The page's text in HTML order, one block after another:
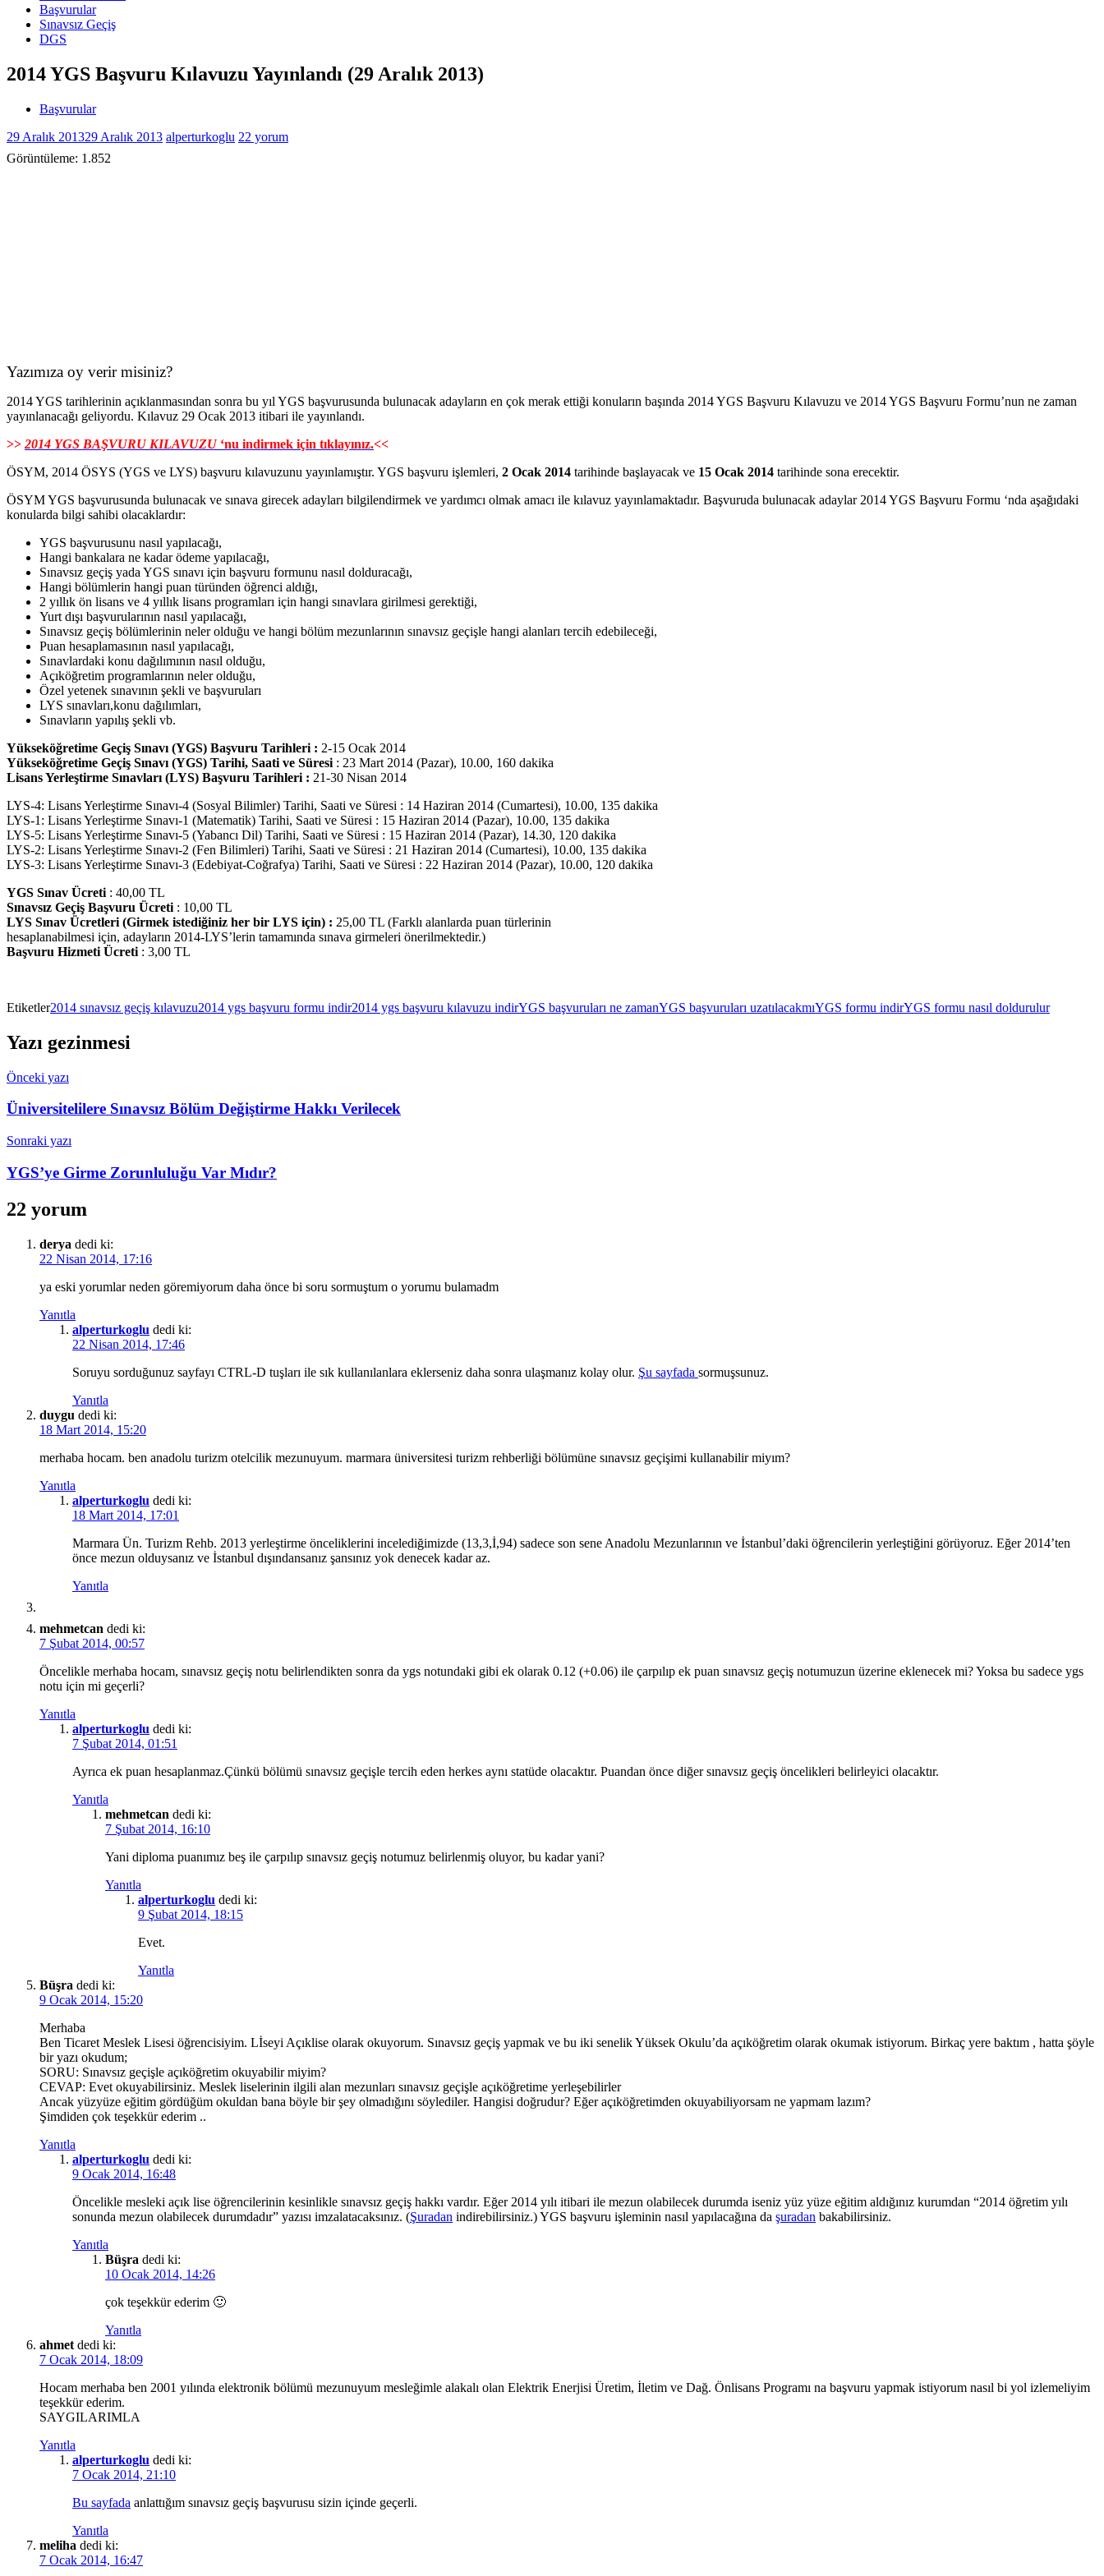
Başvurular
Sınavsız Geçiş
DGS
2014 YGS Başvuru Kılavuzu Yayınlandı (29 Aralık 2013)
Başvurular
29 Aralık 201329 Aralık 2013 alperturkoglu 22 yorum
Görüntüleme: 1.852
Yazımıza oy verir misiniz?
2014 YGS tarihlerinin açıklanmasından sonra bu yıl YGS başvurusunda bulunacak adayların en çok merak ettiği konuların başında 2014 YGS Başvuru Kılavuzu ve 2014 YGS Başvuru Formu’nun ne zaman
yayınlanacağı geliyordu. Kılavuz 29 Ocak 2013 itibari ile yayınlandı.
>> 2014 YGS BAŞVURU KILAVUZU ‘nu indirmek için tıklayınız.<<
ÖSYM, 2014 ÖSYS (YGS ve LYS) başvuru kılavuzunu yayınlamıştır. YGS başvuru işlemleri, 2 Ocak 2014 tarihinde başlayacak ve 15 Ocak 2014 tarihinde sona erecektir.
ÖSYM YGS başvurusunda bulunacak ve sınava girecek adayları bilgilendirmek ve yardımcı olmak amacı ile kılavuz yayınlamaktadır. Başvuruda bulunacak adaylar 2014 YGS Başvuru Formu ‘nda aşağıdaki
konularda bilgi sahibi olacaklardır:
YGS başvurusunu nasıl yapılacağı,
Hangi bankalara ne kadar ödeme yapılacağı,
Sınavsız geçiş yada YGS sınavı için başvuru formunu nasıl dolduracağı,
Hangi bölümlerin hangi puan türünden öğrenci aldığı,
2 yıllık ön lisans ve 4 yıllık lisans programları için hangi sınavlara girilmesi gerektiği,
Yurt dışı başvurularının nasıl yapılacağı,
Sınavsız geçiş bölümlerinin neler olduğu ve hangi bölüm mezunlarının sınavsız geçişle hangi alanları tercih edebileceği,
Puan hesaplamasının nasıl yapılacağı,
Sınavlardaki konu dağılımının nasıl olduğu,
Açıköğretim programlarının neler olduğu,
Özel yetenek sınavının şekli ve başvuruları
LYS sınavları,konu dağılımları,
Sınavların yapılış şekli vb.
Yükseköğretime Geçiş Sınavı (YGS) Başvuru Tarihleri : 2-15 Ocak 2014
Yükseköğretime Geçiş Sınavı (YGS) Tarihi, Saati ve Süresi : 23 Mart 2014 (Pazar), 10.00, 160 dakika
Lisans Yerleştirme Sınavları (LYS) Başvuru Tarihleri : 21-30 Nisan 2014
LYS-4: Lisans Yerleştirme Sınavı-4 (Sosyal Bilimler) Tarihi, Saati ve Süresi : 14 Haziran 2014 (Cumartesi), 10.00, 135 dakika
LYS-1: Lisans Yerleştirme Sınavı-1 (Matematik) Tarihi, Saati ve Süresi : 15 Haziran 2014 (Pazar), 10.00, 135 dakika
LYS-5: Lisans Yerleştirme Sınavı-5 (Yabancı Dil) Tarihi, Saati ve Süresi : 15 Haziran 2014 (Pazar), 14.30, 120 dakika
LYS-2: Lisans Yerleştirme Sınavı-2 (Fen Bilimleri) Tarihi, Saati ve Süresi : 21 Haziran 2014 (Cumartesi), 10.00, 135 dakika
LYS-3: Lisans Yerleştirme Sınavı-3 (Edebiyat-Coğrafya) Tarihi, Saati ve Süresi : 22 Haziran 2014 (Pazar), 10.00, 120 dakika
YGS Sınav Ücreti : 40,00 TL
Sınavsız Geçiş Başvuru Ücreti : 10,00 TL
LYS Sınav Ücretleri (Girmek istediğiniz her bir LYS için) : 25,00 TL (Farklı alanlarda puan türlerinin
hesaplanabilmesi için, adayların 2014-LYS’lerin tamamında sınava girmeleri önerilmektedir.)
Başvuru Hizmeti Ücreti : 3,00 TL
Etiketler2014 sınavsız geçiş kılavuzu2014 ygs başvuru formu indir2014 ygs başvuru kılavuzu indirYGS başvuruları ne zamanYGS başvuruları uzatılacakmıYGS formu indirYGS formu nasıl doldurulur
Yazı gezinmesi
Önceki yazı
Üniversitelilere Sınavsız Bölüm Değiştirme Hakkı Verilecek
Sonraki yazı
YGS’ye Girme Zorunluluğu Var Mıdır?
22 yorum
derya dedi ki:
22 Nisan 2014, 17:16
ya eski yorumlar neden göremiyorum daha önce bi soru sormuştum o yorumu bulamadm
Yanıtla
alperturkoglu dedi ki:
22 Nisan 2014, 17:46
Soruyu sorduğunuz sayfayı CTRL-D tuşları ile sık kullanılanlara eklerseniz daha sonra ulaşmanız kolay olur. Şu sayfada sormuşsunuz.
Yanıtla
duygu dedi ki:
18 Mart 2014, 15:20
merhaba hocam. ben anadolu turizm otelcilik mezunuyum. marmara üniversitesi turizm rehberliği bölümüne sınavsız geçişimi kullanabilir miyım?
Yanıtla
alperturkoglu dedi ki:
18 Mart 2014, 17:01
Marmara Ün. Turizm Rehb. 2013 yerleştirme önceliklerini incelediğimizde (13,3,İ,94) sadece son sene Anadolu Mezunlarının ve İstanbul’daki öğrencilerin yerleştiğini görüyoruz. Eğer 2014’ten
önce mezun olduysanız ve İstanbul dışındansanız şansınız yok denecek kadar az.
Yanıtla
mehmetcan dedi ki:
7 Şubat 2014, 00:57
Öncelikle merhaba hocam, sınavsız geçiş notu belirlendikten sonra da ygs notundaki gibi ek olarak 0.12 (+0.06) ile çarpılıp ek puan sınavsız geçiş notumuzun üzerine eklenecek mi? Yoksa bu sadece ygs
notu için mi geçerli?
Yanıtla
alperturkoglu dedi ki:
7 Şubat 2014, 01:51
Ayrıca ek puan hesaplanmaz.Çünkü bölümü sınavsız geçişle tercih eden herkes aynı statüde olacaktır. Puandan önce diğer sınavsız geçiş öncelikleri belirleyici olacaktır.
Yanıtla
mehmetcan dedi ki:
7 Şubat 2014, 16:10
Yani diploma puanımız beş ile çarpılıp sınavsız geçiş notumuz belirlenmiş oluyor, bu kadar yani?
Yanıtla
alperturkoglu dedi ki:
9 Şubat 2014, 18:15
Evet.
Yanıtla
Büşra dedi ki:
9 Ocak 2014, 15:20
Merhaba
Ben Ticaret Meslek Lisesi öğrencisiyim. Lİseyi Açıklise olarak okuyorum. Sınavsız geçiş yapmak ve bu iki senelik Yüksek Okulu’da açıköğretim olarak okumak istiyorum. Birkaç yere baktım , hatta şöyle
bir yazı okudum;
SORU: Sınavsız geçişle açıköğretim okuyabilir miyim?
CEVAP: Evet okuyabilirsiniz. Meslek liselerinin ilgili alan mezunları sınavsız geçişle açıköğretime yerleşebilirler
Ancak yüzyüze eğitim gördüğüm okuldan bana böyle bir şey olmadığını söylediler. Hangisi doğrudur? Eğer açıköğretimden okuyabiliyorsam ne yapmam lazım?
Şimdiden çok teşekkür ederim ..
Yanıtla
alperturkoglu dedi ki:
9 Ocak 2014, 16:48
Öncelikle mesleki açık lise öğrencilerinin kesinlikle sınavsız geçiş hakkı vardır. Eğer 2014 yılı itibari ile mezun olabilecek durumda iseniz yüz yüze eğitim aldığınız kurumdan “2014 öğretim yılı
sonunda mezun olabilecek durumdadır” yazısı imzalatacaksınız. (Şuradan indirebilirsiniz.) YGS başvuru işleminin nasıl yapılacağına da şuradan bakabilirsiniz.
Yanıtla
Büşra dedi ki:
10 Ocak 2014, 14:26
çok teşekkür ederim 🙂
Yanıtla
ahmet dedi ki:
7 Ocak 2014, 18:09
Hocam merhaba ben 2001 yılında elektronik bölümü mezunuyum mesleğimle alakalı olan Elektrik Enerjisi Üretim, İletim ve Dağ. Önlisans Programı na başvuru yapmak istiyorum nasıl bi yol izlemeliyim
teşekkür ederim.
SAYGILARIMLA
Yanıtla
alperturkoglu dedi ki:
7 Ocak 2014, 21:10
Bu sayfada anlattığım sınavsız geçiş başvurusu sizin içinde geçerli.
Yanıtla
meliha dedi ki:
7 Ocak 2014, 16:47